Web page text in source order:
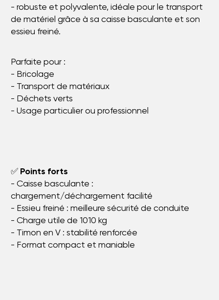
- robuste et polyvalente, idéale pour le transport
de matériel grâce à sa caisse basculante et son
essieu freiné.
Parfaite pour :
- Bricolage
- Transport de matériaux
- Déchets verts
- Usage particulier ou professionnel
✅ Points forts
- Caisse basculante :
chargement/déchargement facilité
- Essieu freiné : meilleure sécurité de conduite
- Charge utile de 1010 kg
- Timon en V : stabilité renforcée
- Format compact et maniable